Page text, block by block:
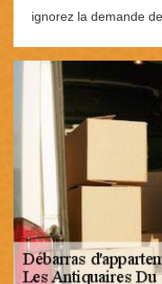
ignorez la demande